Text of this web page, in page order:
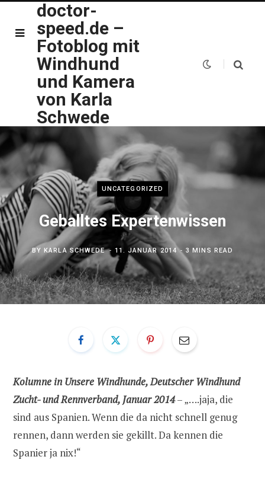
doctor-
speed.de –
Fotoblog mit
Windhund
und Kamera
von Karla
Schwede
UNCATEGORIZED
Geballtes Expertenwissen
BY KARLA SCHWEDE 11. JANUAR 2014 3 MINS READ
Kolumne in Unsere Windhunde, Deutscher Windhund
Zucht- und Rennverband, Januar 2014– „….jaja, die
sind aus Spanien. Wenn die da nicht schnell genug
rennen, dann werden sie gekillt. Da kennen die
Spanier ja nix!“